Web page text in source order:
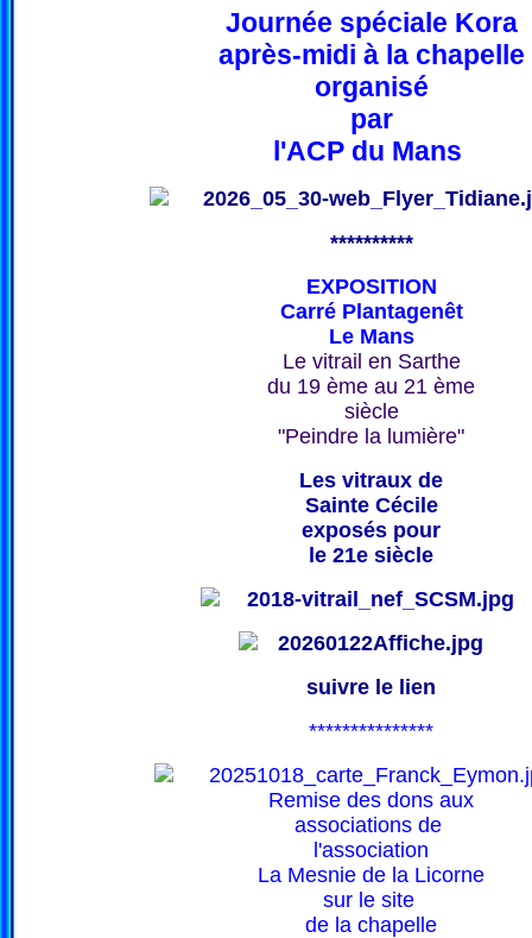
Journée spéciale Kora
après-midi à la chapelle
organisé
par
l'ACP du Mans
**********
EXPOSITION
Carré Plantagenêt
Le Mans
Le vitrail en Sarthe
du 19 ème au 21 ème
siècle
"Peindre la lumière"
Les vitraux de
Sainte Cécile
exposés pour
le 21e siècle
suivre le lien
***************
Remise des dons aux
associations de
l'association
La Mesnie de la Licorne
sur le site
de la chapelle